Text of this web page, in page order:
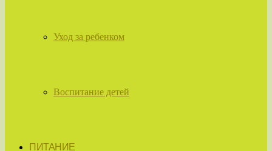
Уход за ребенком
Воспитание детей
ПИТАНИЕ